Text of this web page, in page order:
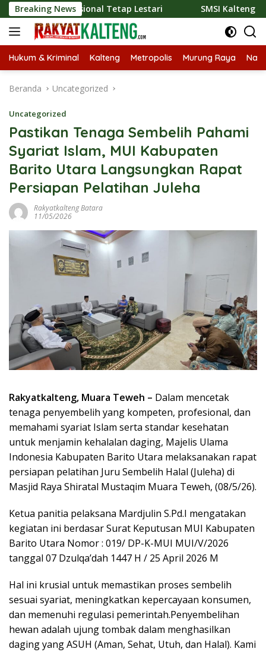
Langsung
ke
konten
Breaking News
Tetap Lestari SMSI Kalteng dan Bidan
Hukum & Kriminal Kalteng Metropolis Murung Raya
Beranda Uncategorized
Uncategorized
Pastikan Tenaga Sembelih Pahami
Syariat Islam, MUI Kabupaten
Barito Utara Langsungkan Rapat
Persiapan Pelatihan Juleha
Rakyatkalteng Batara
11/05/2026
Rakyatkalteng, Muara Teweh – Dalam mencetak
tenaga penyembelih yang kompeten, profesional, dan
memahami syariat Islam serta standar kesehatan
untuk menjamin kehalalan daging, Majelis Ulama
Indonesia Kabupaten Barito Utara melaksanakan rapat
persiapan pelatihan Juru Sembelih Halal (Juleha) di
Masjid Raya Shiratal Mustaqim Muara Teweh, (08/5/26).
Ketua panitia pelaksana Mardjulin S.Pd.I mengatakan
kegiatan ini berdasar Surat Keputusan MUI Kabupaten
Barito Utara Nomor : 019/ DP-K-MUI MUI/V/2026
tanggal 07 Dzulqa’dah 1447 H / 25 April 2026 M
Hal ini krusial untuk memastikan proses sembelih
sesuai syariat, meningkatkan kepercayaan konsumen,
dan memenuhi regulasi pemerintah.Penyembelihan
hewan adalah ujung tombak dalam menghasilkan
daging yang ASUH (Aman, Sehat, Utuh, dan Halal). Kami